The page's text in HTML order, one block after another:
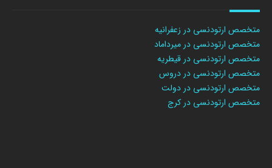
متخصص ارتودنسی در زعفرانیه
متخصص ارتودنسی در میرداماد
متخصص ارتودنسی در قیطریه
متخصص ارتودنسی در دروس
متخصص ارتودنسی در دولت
متخصص ارتودنسی در کرج